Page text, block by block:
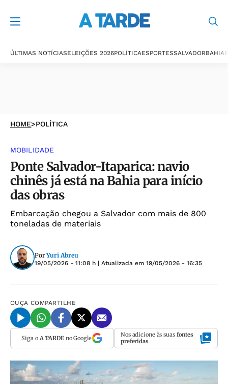
ÚLTIMAS NOTÍCIASELEIÇÕES 2026POLÍTICAESPORTESSALVADORBAHIA
HOME>POLÍTICA
MOBILIDADE
Ponte Salvador-Itaparica: navio
chinês já está na Bahia para início
das obras
Embarcação chegou a Salvador com mais de 800
toneladas de materiais
Por Yuri Abreu
19/05/2026 - 11:08 h | Atualizada em 19/05/2026 - 16:35
OUÇA COMPARTILHE
Siga o A TARDEno Google Nos adicione às suas fontes
preferidas